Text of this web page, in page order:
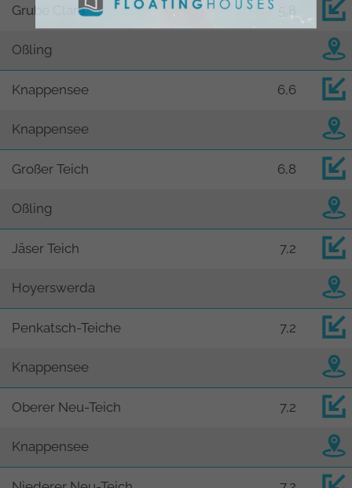
Grube Clara
Oßling
Knappensee 6,6
Knappensee
Großer Teich 6,8
Oßling
Jäser Teich 7,2
Hoyerswerda
Penkatsch-Teiche 7,2
Knappensee
Oberer Neu-Teich 7,2
Knappensee